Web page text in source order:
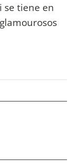
se tiene en